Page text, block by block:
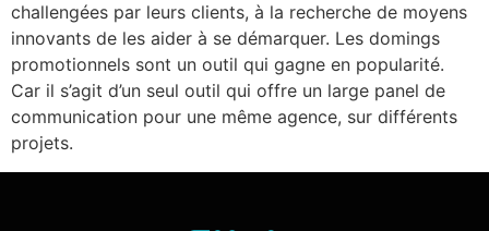
challengées par leurs clients, à la recherche de moyens
innovants de les aider à se démarquer. Les domings
promotionnels sont un outil qui gagne en popularité.
Car il s’agit d’un seul outil qui offre un large panel de
communication pour une même agence, sur différents
projets.